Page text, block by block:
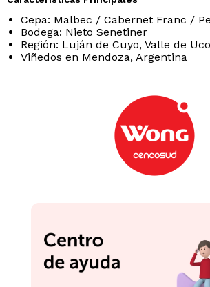
Cepa: Malbec / Cabernet Franc /
Bodega: Nieto Senetiner
Región: Luján de Cuyo, Valle de Uco
Viñedos en Mendoza, Argentina
Twopack Vino Tinto
Blend Ruffino Chianti
-24 %
Twopack
Malbec